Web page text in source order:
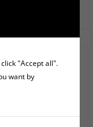
"Accept all".
want by